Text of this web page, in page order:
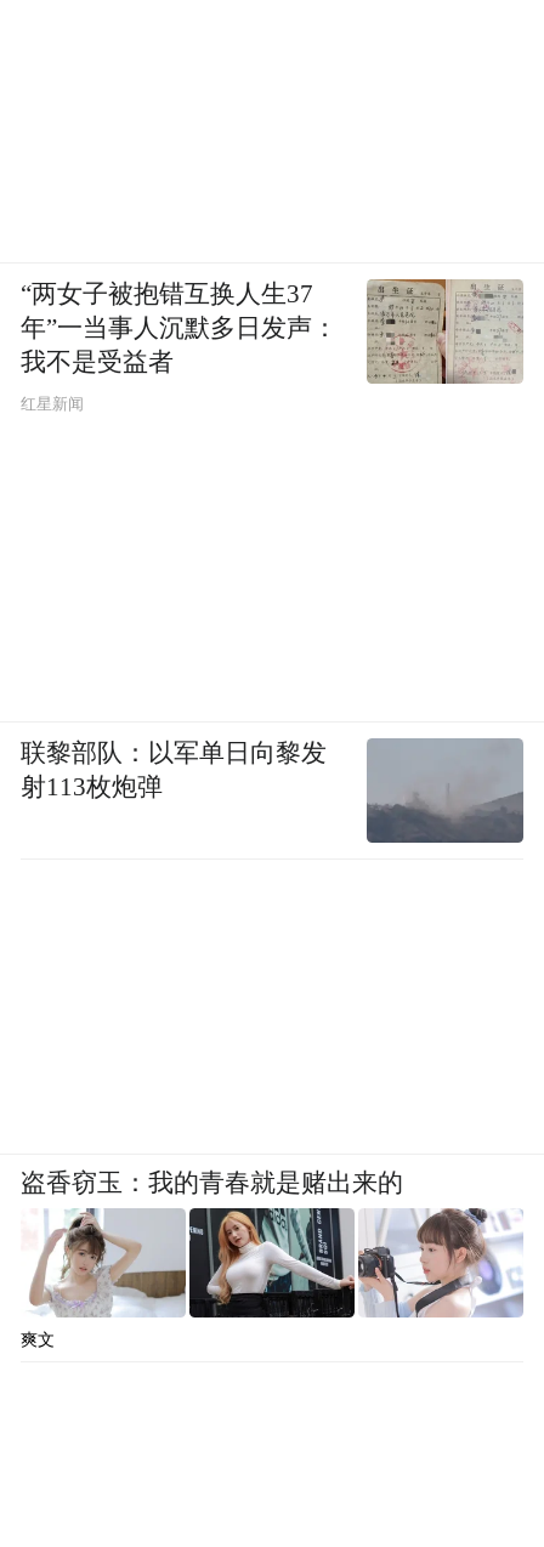
“两女子被抱错互换人生37
年”一当事人沉默多日发声：
我不是受益者
红星新闻
联黎部队：以军单日向黎发
射113枚炮弹
盗香窃玉：我的青春就是赌出来的
爽文